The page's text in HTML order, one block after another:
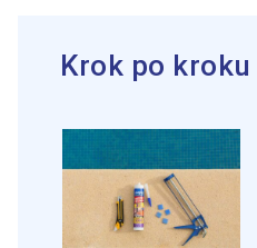
Krok po kroku